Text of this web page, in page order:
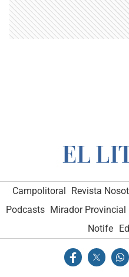
Campolitoral Revista
Podcasts Mirador Provincial
Notife